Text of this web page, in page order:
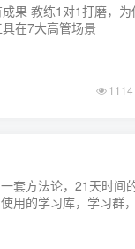
果 教练1对1打磨，为
在7大高管场景
1114
套方法论，21天时间
用的学习库，学习群